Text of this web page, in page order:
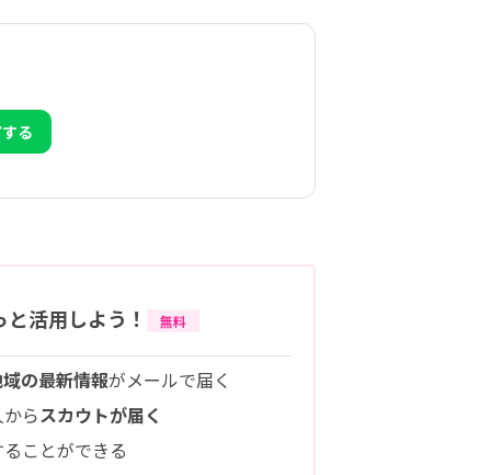
る
活用しよう！ 無料
の最新情報がメールで届く
らスカウトが届く
ことができる